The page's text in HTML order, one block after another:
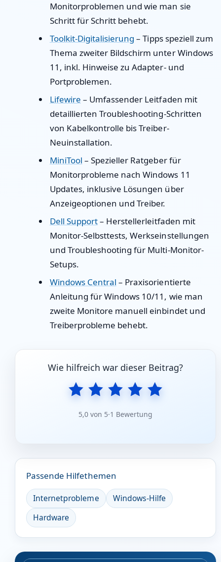
Monitorproblemen und wie man sie
Schritt für Schritt behebt.
Toolkit-Digitalisierung – Tipps speziell zum
Thema zweiter Bildschirm unter Windows
11, inkl. Hinweise zu Adapter- und
Portproblemen.
Lifewire – Umfassender Leitfaden mit
detaillierten Troubleshooting-Schritten
von Kabelkontrolle bis Treiber-
Neuinstallation.
MiniTool – Spezieller Ratgeber für
Monitorprobleme nach Windows 11
Updates, inklusive Lösungen über
Anzeigeoptionen und Treiber.
Dell Support– Herstellerleitfaden mit
Monitor-Selbsttests, Werkseinstellungen
und Troubleshooting für Multi-Monitor-
Setups.
Windows Central – Praxisorientierte
Anleitung für Windows 10/11, wie man
zweite Monitore manuell einbindet und
Treiberprobleme behebt.
Wie hilfreich war dieser Beitrag?
5,0 von 5·1 Bewertung
Passende Hilfethemen
Internetprobleme
Windows-Hilfe
Hardware